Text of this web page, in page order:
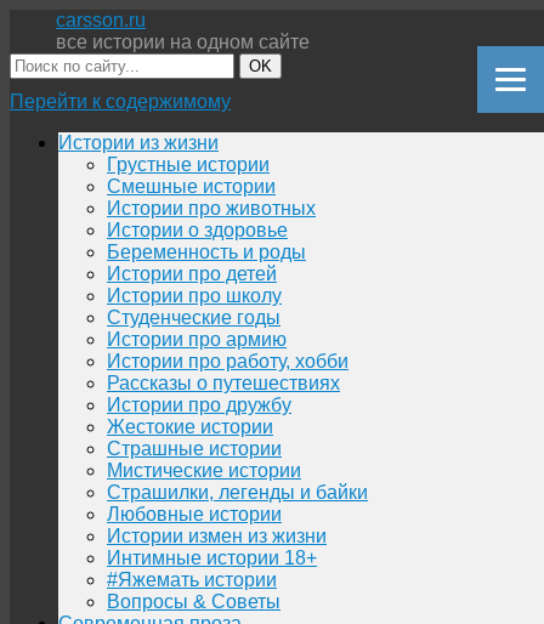
carsson.ru
все истории на одном сайте
OK
Перейти к содержимому
Истории из жизни
Грустные истории
Смешные истории
Истории про животных
Истории о здоровье
Беременность и роды
Истории про детей
Истории про школу
Студенческие годы
Истории про армию
Истории про работу, хобби
Рассказы о путешествиях
Истории про дружбу
Жестокие истории
Страшные истории
Мистические истории
Страшилки, легенды и байки
Любовные истории
Истории измен из жизни
Интимные истории 18+
#Яжемать истории
Вопросы & Советы